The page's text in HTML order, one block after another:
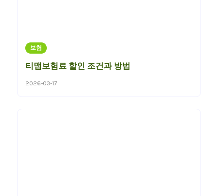
보험
티맵보험료 할인 조건과 방법
2026-03-17